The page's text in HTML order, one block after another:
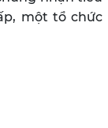
một tổ chức